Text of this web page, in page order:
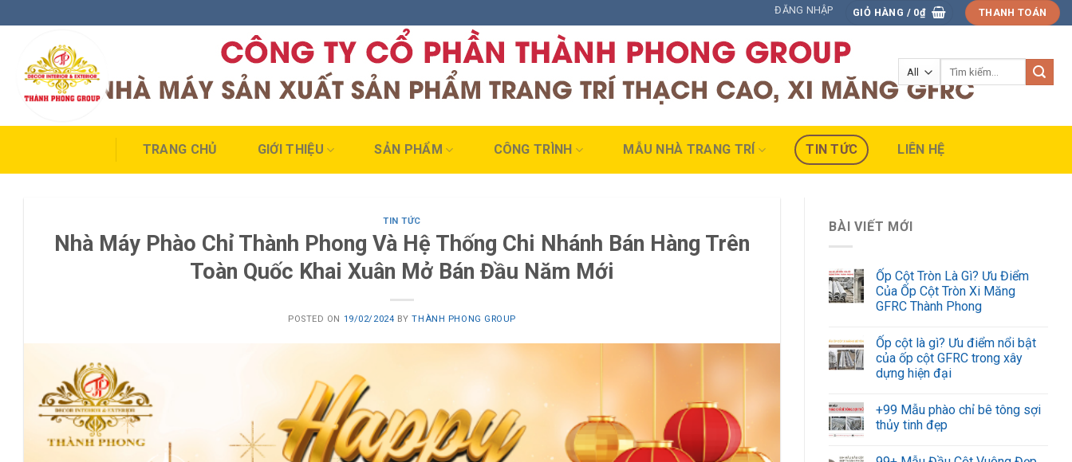
to
ĐĂNG NHẬP GIỎ HÀNG / 0₫ THANH TOÁN
TRANG CHỦ GIỚI THIỆU SẢN PHẨM CÔNG TRÌNH MẪU NHÀ TRANG TRÍ TIN TỨC LIÊN HỆ
TIN TỨC
Nhà Máy Phào Chỉ Thành Phong Và Hệ Thống Chi Nhánh Bán Hàng Trên
Toàn Quốc Khai Xuân Mở Bán Đầu Năm Mới
POSTED ON 19/02/2024 BYTHÀNH PHONG GROUP
BÀI VIẾT MỚI
Ốp Cột Tròn Là Gì? Ưu Điểm
Của Ốp Cột Tròn Xi Măng
GFRC Thành Phong
Ốp cột là gì? Ưu điểm nổi bật
của ốp cột GFRC trong xây
dựng hiện đại
+99 Mẫu phào chỉ bê tông sợi
thủy tinh đẹp